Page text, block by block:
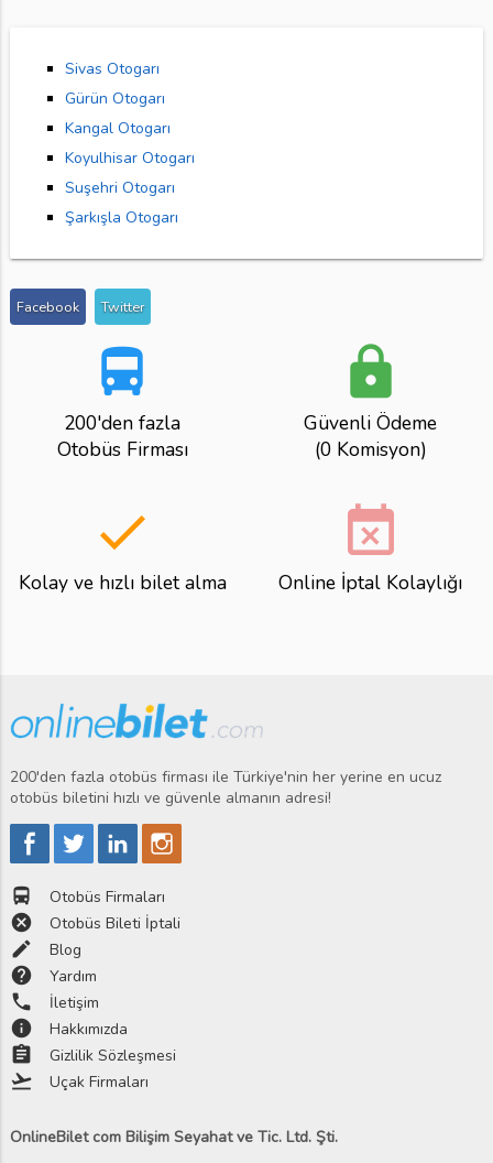
Sivas Otogarı
Gürün Otogarı
Kangal Otogarı
Koyulhisar Otogarı
Suşehri Otogarı
Şarkışla Otogarı
Facebook Twitter
directions_bus
200'den fazla
Otobüs Firması
lock
Güvenli Ödeme
(0 Komisyon)
done
Kolay ve hızlı bilet alma
event_busy
Online İptal Kolaylığı
200'den fazla otobüs firması ile Türkiye'nin her yerine en ucuz
otobüs biletini hızlı ve güvenle almanın adresi!
directions_bus Otobüs Firmaları
cancel Otobüs Bileti İptali
edit Blog
help Yardım
phone İletişim
info Hakkımızda
assignment Gizlilik Sözleşmesi
flight_takeoff Uçak Firmaları
OnlineBilet com Bilişim Seyahat ve Tic. Ltd. Şti.